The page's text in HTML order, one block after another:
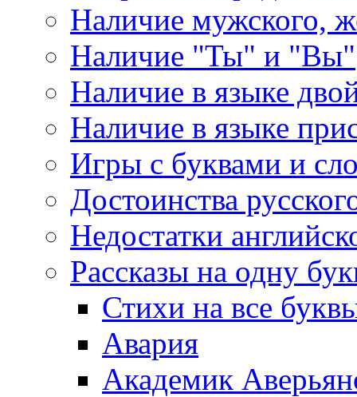
Наличие мужского,
Наличие "Ты" и "Вы"
Наличие в языке
Наличие в языке
Игры с буквами и
Достоинства
Недостатки
Рассказы на одну
Стихи на все
Авария
Академик